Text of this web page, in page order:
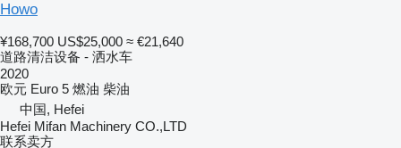
Howo
¥168,700 US$25,000 ≈ €21,640
道路清洁设备 - 洒水车
2020
欧元 Euro 5 燃油 柴油
中国, Hefei
Hefei Mifan Machinery CO.,LTD
联系卖方